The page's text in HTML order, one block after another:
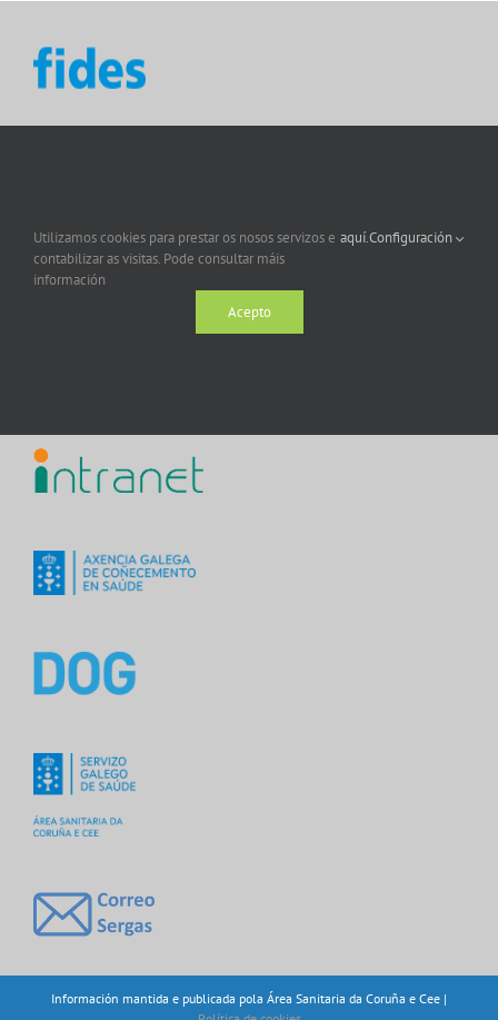
Información mantida e publicada pola Área Sanitaria da Coruña e Cee |
Utilizamos cookies para prestar os nosos servizos e
contabilizar as visitas. Pode consultar máis
información
aquí.Configuración
Acepto